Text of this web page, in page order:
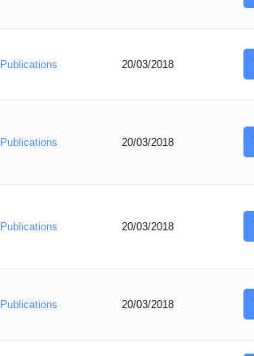
Publications 20/03/2018
Publications 20/03/2018
Publications 20/03/2018
Publications 20/03/2018